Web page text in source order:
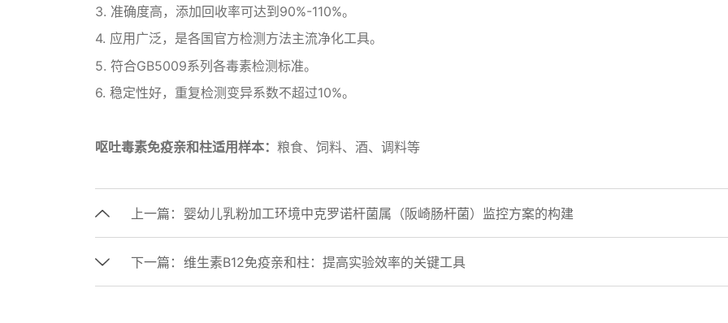
3. 准确度高，添加回收率可达到90%-110%。
4. 应用广泛，是各国官方检测方法主流净化工具。
5. 符合GB5009系列各毒素检测标准。
6. 稳定性好，重复检测变异系数不超过10%。
呕吐毒素免疫亲和柱适用样本： 粮食、饲料、酒、调料等
上一篇： 婴幼儿乳粉加工环境中克罗诺杆菌属（阪崎肠杆菌）监控方案的构建
下一篇： 维生素B12免疫亲和柱：提高实验效率的关键工具